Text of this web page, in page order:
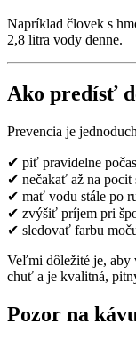
Napríklad človek s
2,8 litra vody denne.
Ako predísť
Prevencia je
✔ piť pravidelne
✔ nečakať až na pocit
✔ mať vodu stále po
✔ zvýšiť príjem pri
✔ sledovať farbu
Veľmi dôležité je, aby
chuť a je kvalitná,
Pozor na